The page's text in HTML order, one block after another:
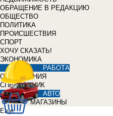
ОБРАЩЕНИЕ В РЕДАКЦИЮ
ОБЩЕСТВО
ПОЛИТИКА
ПРОИСШЕСТВИЯ
СПОРТ
ХОЧУ СКАЗАТЬ!
ЭКОНОМИКА
РАБОТА
ОБЪЯВЛЕНИЯ
СПРАВОЧНИК
АВТО
МАГАЗИНЫ
Еще